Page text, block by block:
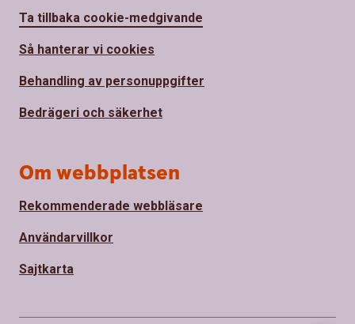
Ta tillbaka cookie-medgivande
Så hanterar vi cookies
Behandling av personuppgifter
Bedrägeri och säkerhet
Om webbplatsen
Rekommenderade webbläsare
Användarvillkor
Sajtkarta